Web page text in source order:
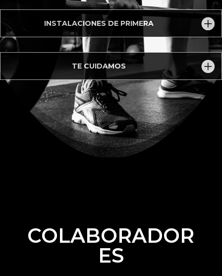
INSTALACIONES DE PRIMERA
TE CUIDAMOS
COLABORADOR
ES